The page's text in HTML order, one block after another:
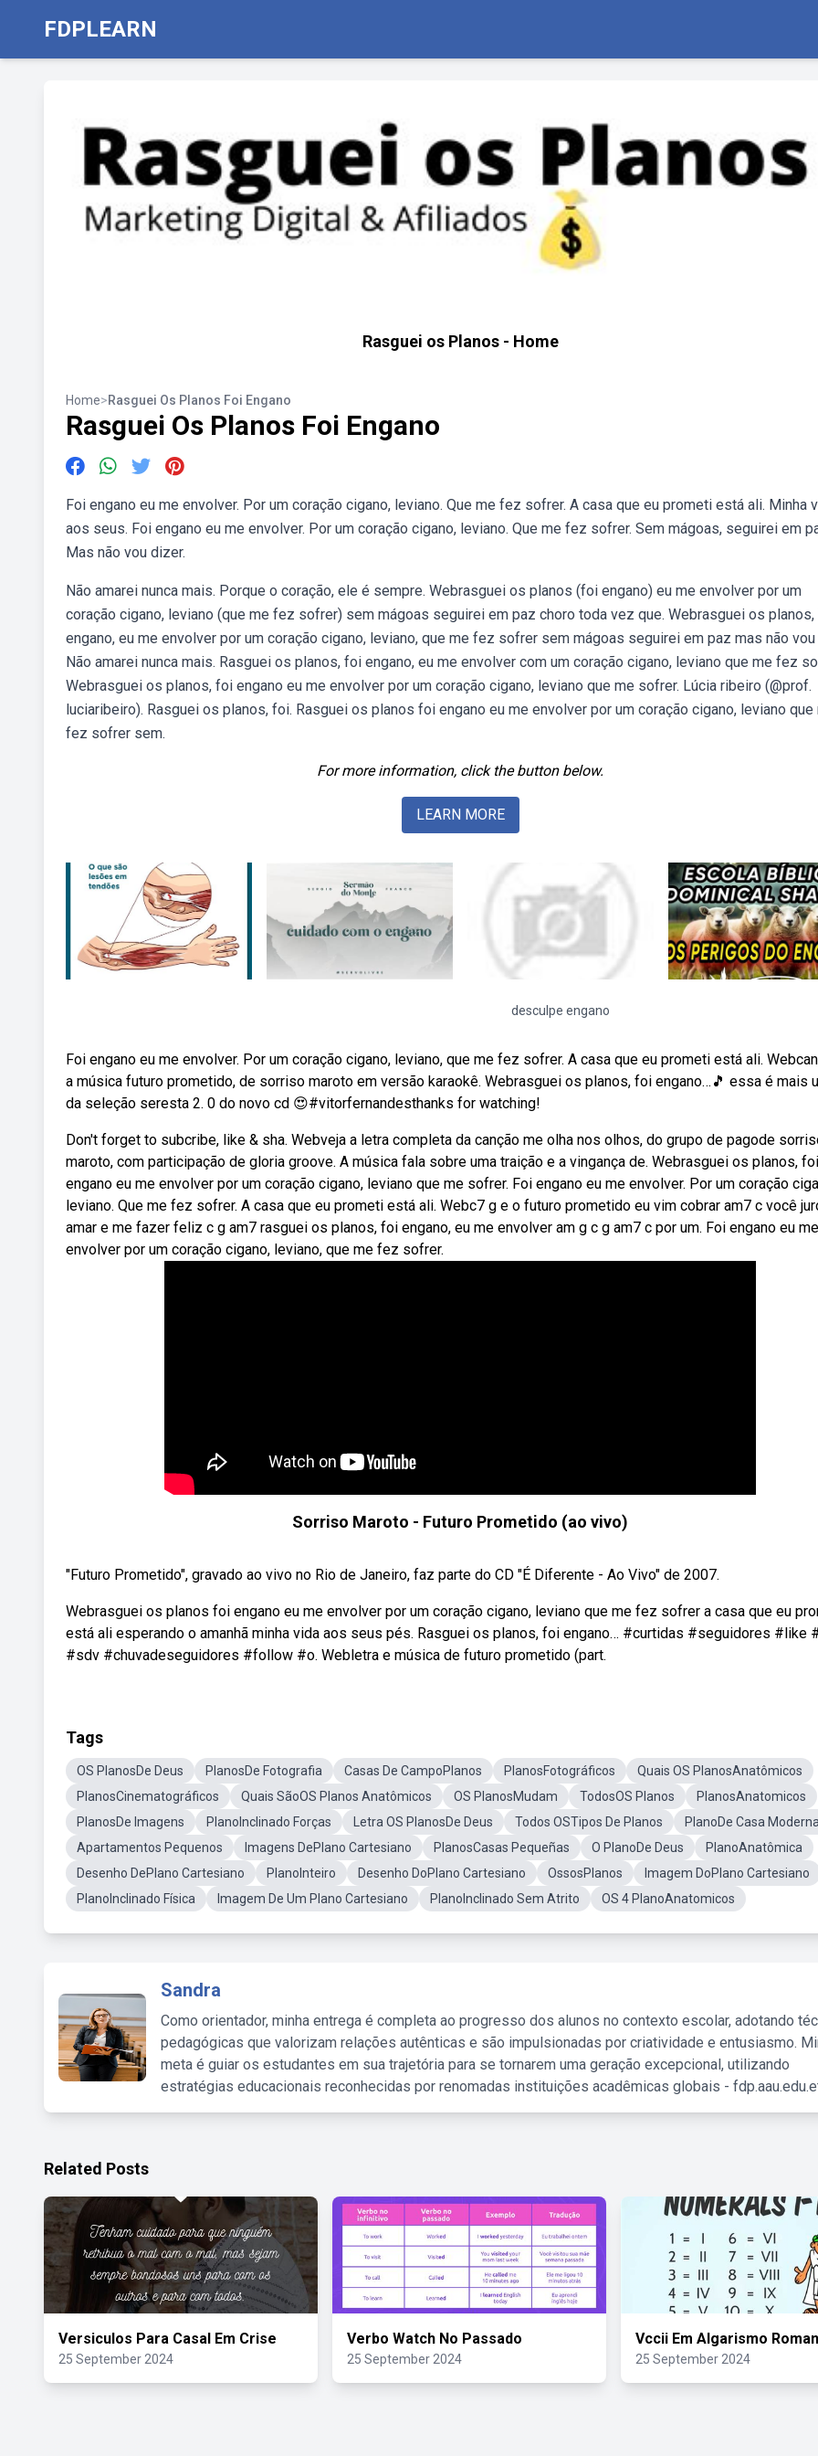
FDPLEARN
Rasguei os Planos - Home
Home>Rasguei Os Planos Foi Engano
Rasguei Os Planos Foi Engano
Foi engano eu me envolver. Por um coração cigano, leviano. Que me fez sofrer. A casa que eu prometi está ali. Minha
aos seus. Foi engano eu me envolver. Por um coração cigano, leviano. Que me fez sofrer. Sem mágoas, seguirei em
Mas não vou dizer.
Não amarei nunca mais. Porque o coração, ele é sempre. Webrasguei os planos (foi engano) eu me envolver por um
coração cigano, leviano (que me fez sofrer) sem mágoas seguirei em paz choro toda vez que. Webrasguei os
engano, eu me envolver por um coração cigano, leviano, que me fez sofrer sem mágoas seguirei em paz mas não
Não amarei nunca mais. Rasguei os planos, foi engano, eu me envolver com um coração cigano, leviano que me fez
Webrasguei os planos, foi engano eu me envolver por um coração cigano, leviano que me sofrer. Lúcia ribeiro (@prof.
luciaribeiro). Rasguei os planos, foi. Rasguei os planos foi engano eu me envolver por um coração cigano, leviano que
fez sofrer sem.
For more information, click the button below.
LEARN MORE
desculpe engano
Foi engano eu me envolver. Por um coração cigano, leviano, que me fez sofrer. A casa que eu prometi está ali.
a música futuro prometido, de sorriso maroto em versão karaokê. Webrasguei os planos, foi engano…🎵 essa é mais
da seleção seresta 2. 0 do novo cd 😍#vitorfernandesthanks for watching!
Don't forget to subcribe, like & sha. Webveja a letra completa da canção me olha nos olhos, do grupo de pagode
maroto, com participação de gloria groove. A música fala sobre uma traição e a vingança de. Webrasguei os planos, foi
engano eu me envolver por um coração cigano, leviano que me sofrer. Foi engano eu me envolver. Por um coração
leviano. Que me fez sofrer. A casa que eu prometi está ali. Webc7 g e o futuro prometido eu vim cobrar am7 c você
amar e me fazer feliz c g am7 rasguei os planos, foi engano, eu me envolver am g c g am7 c por um. Foi engano eu me
envolver por um coração cigano, leviano, que me fez sofrer.
Sorriso Maroto - Futuro Prometido (ao vivo)
"Futuro Prometido", gravado ao vivo no Rio de Janeiro, faz parte do CD "É Diferente - Ao Vivo" de 2007.
Webrasguei os planos foi engano eu me envolver por um coração cigano, leviano que me fez sofrer a casa que eu
está ali esperando o amanhã minha vida aos seus pés. Rasguei os planos, foi engano… #curtidas #seguidores #like
#sdv #chuvadeseguidores #follow #o. Webletra e música de futuro prometido (part.
Tags
OS PlanosDe Deus PlanosDe Fotografia Casas De CampoPlanos PlanosFotográficos
Quais OS PlanosAnatômicos
PlanosCinematográficos
Quais SãoOS Planos Anatômicos OS PlanosMudam TodosOS Planos
PlanosAnatomicos
PlanosDe Imagens
PlanoInclinado Forças Letra OS PlanosDe Deus Todos OSTipos De Planos
PlanoDe Casa Moderna
Apartamentos Pequenos
Imagens DePlano Cartesiano PlanosCasas Pequeñas O PlanoDe Deus
PlanoAnatômica
Desenho DePlano Cartesiano
PlanoInteiro Desenho DoPlano Cartesiano OssosPlanos
Imagem DoPlano Cartesiano
PlanoInclinado Física
Imagem De Um Plano Cartesiano PlanoInclinado Sem Atrito OS 4 PlanoAnatomicos
Sandra
Como orientador, minha entrega é completa ao progresso dos alunos no contexto escolar, adotando
pedagógicas que valorizam relações autênticas e são impulsionadas por criatividade e entusiasmo.
meta é guiar os estudantes em sua trajetória para se tornarem uma geração excepcional, utilizando
estratégias educacionais reconhecidas por renomadas instituições acadêmicas globais -
Related Posts
Versiculos Para Casal Em Crise
25 September 2024
Verbo Watch No Passado
25 September 2024
Vccii Em Algarismo
25 September 2024